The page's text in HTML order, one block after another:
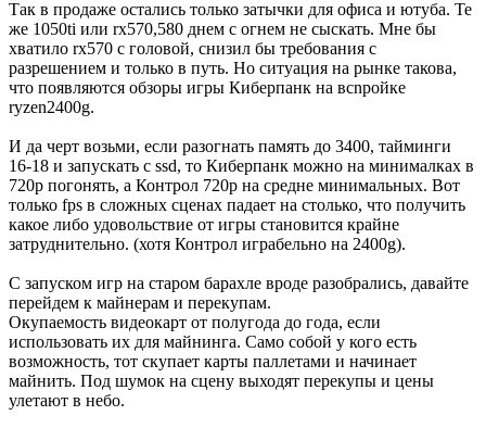
Так в продаже остались только затычки для офиса и ютуба. Те
же 1050ti или rx570,580 днем с огнем не сыскать. Мне бы
хватило rx570 с головой, снизил бы требования с
разрешением и только в путь. Но ситуация на рынке такова,
что появляются обзоры игры Киберпанк на вcnройке
ryzen2400g.
И да черт возьми, если разогнать память до 3400, тайминги
16-18 и запускать с ssd, то Киберпанк можно на минималках в
720p погонять, а Контрол 720p на средне минимальных. Вот
только fps в сложных сценах падает на столько, что получить
какое либо удовольствие от игры становится крайне
затруднительно. (хотя Контрол играбельно на 2400g).
С запуском игр на старом барахле вроде разобрались, давайте
перейдем к майнерам и перекупам.
Окупаемость видеокарт от полугода до года, если
использовать их для майнинга. Само собой у кого есть
возможность, тот скупает карты паллетами и начинает
майнить. Под шумок на сцену выходят перекупы и цены
улетают в небо.